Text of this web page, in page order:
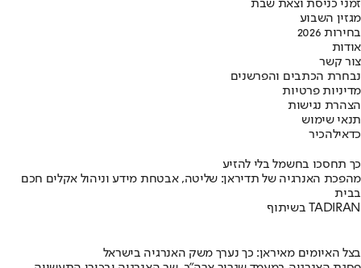
זמני כניסת וצאת שבת
מגזין השבוע
בחירות 2026
אודות
צור קשר
נבחרת הכתבים והפרשנים
מדיניות פרטיות
הצהרת נגישות
תנאי שימוש
כדאילהכיר
כך תחסכו בחשמל בלי להזיע
מהפכת האנרגיה של תדיראן: שליטה, אבטחת מידע וניהול אקלים חכם
בבית
בשיתוף TADIRAN
בצל האיומים מאיראן: כך נערך משק האנרגיה בישראל